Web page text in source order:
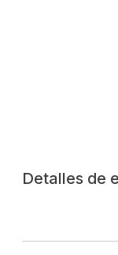
Detalles de